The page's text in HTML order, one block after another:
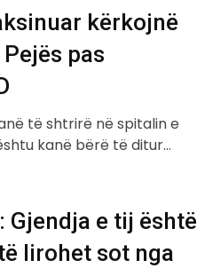
kërkojnë
pas
të shtrirë në spitalin e
kanë bërë të ditur…
Gjendja e tij është
lirohet sot nga